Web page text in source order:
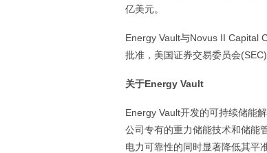
亿美元。
Energy Vault与Novus II Capital
批准，美国证券交易委员会
关于Energy Vault
Energy Vault开发的可持续储能
公司专有的重力储能技术和储能
电力可靠性的同时显著降低其平